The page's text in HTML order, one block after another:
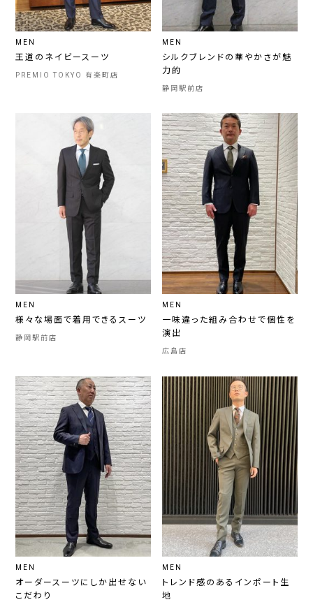
MEN
王道のネイビースーツ
PREMIO TOKYO 有楽町店
MEN
シルクブレンドの華やかさが魅
力的
静岡駅前店
MEN
様々な場面で着用できるスーツ
静岡駅前店
MEN
一味違った組み合わせで個性を
演出
広島店
MEN
オーダースーツにしか出せない
こだわり
MEN
トレンド感のあるインポート生
地